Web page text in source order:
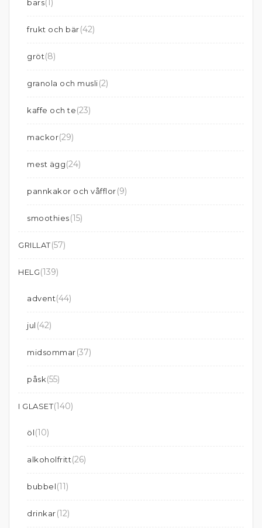
bars(1)
frukt och bär(42)
gröt(8)
granola och musli(2)
kaffe och te(23)
mackor(29)
mest ägg(24)
pannkakor och våfflor(9)
smoothies(15)
GRILLAT(57)
HELG(139)
advent(44)
jul (42)
midsommar(37)
påsk(55)
I GLASET(140)
öl(10)
alkoholfritt(26)
bubbel(11)
drinkar(12)